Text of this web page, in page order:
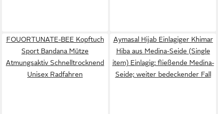
FOUORTUNATE-BEE Kopftuch
Sport Bandana Mütze
Atmungsaktiv Schnelltrocknend
Unisex Radfahren
Aymasal Hijab Einlagiger Khimar
Hiba aus Medina-Seide (Single
item) Einlagig; fließende Medina-
Seide; weiter bedeckender Fall